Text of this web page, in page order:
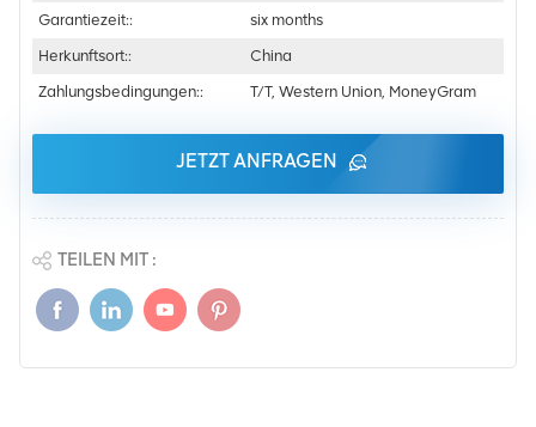
Garantiezeit::
six months
Herkunftsort::
China
Zahlungsbedingungen::
T/T, Western Union, MoneyGram
JETZT ANFRAGEN
TEILEN MIT :